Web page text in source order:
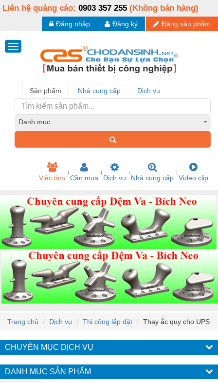
Liên hệ quảng cáo: 0903 357 255 (Không bán hàng)
Đăng sản phẩm
Đăng ký
Đăng nhập
Sản phẩm Nhà cung cấp Dịch vụ
Danh mục
Việc làm Cần mua Dịch vụ Nhà cung cấp Video clip
Trang chủ Dịch vụ Thi công lắp đặt Thay ắc quy cho UPS
CHUYÊN MỤC DỊCH VỤ
DANH MỤC SẢN PHẨM